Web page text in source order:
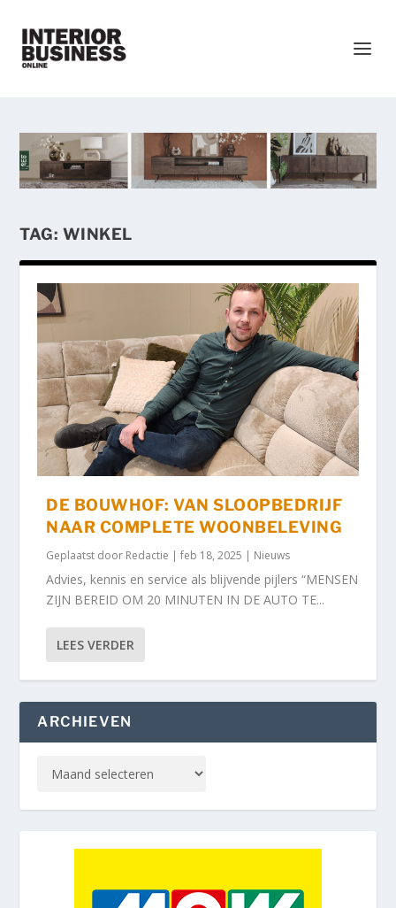
TAG: WINKEL
DE BOUWHOF: VAN SLOOPBEDRIJF
NAAR COMPLETE WOONBELEVING
Geplaatst door Redactie |feb 18, 2025 | Nieuws
Advies, kennis en service als blijvende pijlers “MENSEN
ZIJN BEREID OM 20 MINUTEN IN DE AUTO TE...
LEES VERDER
ARCHIEVEN